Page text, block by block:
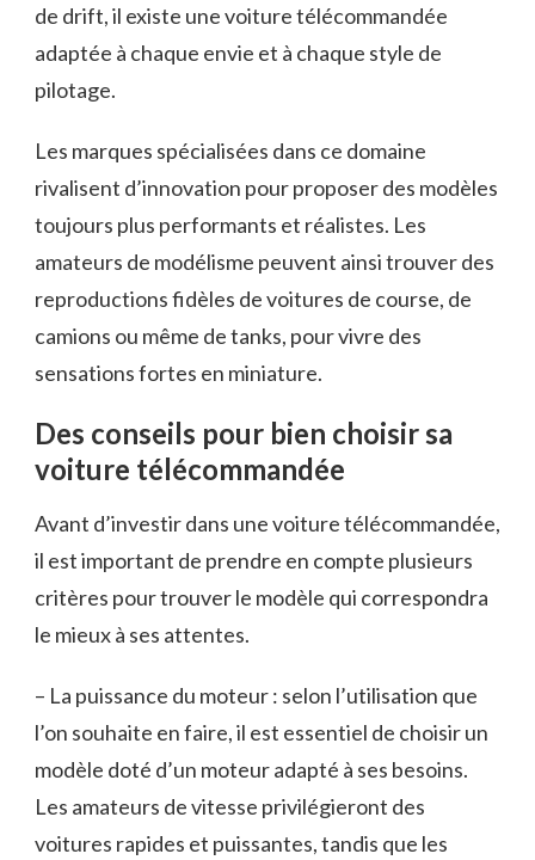
de drift, il existe une voiture télécommandée
adaptée à chaque envie et à chaque style de
pilotage.
Les marques spécialisées dans ce domaine
rivalisent d’innovation pour proposer des modèles
toujours plus performants et réalistes. Les
amateurs de modélisme peuvent ainsi trouver des
reproductions fidèles de voitures de course, de
camions ou même de tanks, pour vivre des
sensations fortes en miniature.
Des conseils pour bien choisir sa
voiture télécommandée
Avant d’investir dans une voiture télécommandée,
il est important de prendre en compte plusieurs
critères pour trouver le modèle qui correspondra
le mieux à ses attentes.
– La puissance du moteur : selon l’utilisation que
l’on souhaite en faire, il est essentiel de choisir un
modèle doté d’un moteur adapté à ses besoins.
Les amateurs de vitesse privilégieront des
voitures rapides et puissantes, tandis que les